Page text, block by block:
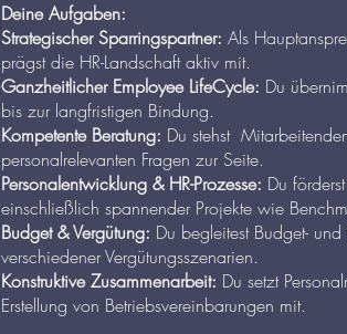
Deine Aufgaben:
Strategischer Sparringspartner: Als
prägst die HR-Landschaft aktiv mit.
Ganzheitlicher Employee LifeCycle: Du
bis zur langfristigen Bindung.
Kompetente Beratung: Du stehst
personalrelevanten Fragen zur Seite.
Personalentwicklung & HR-Prozesse: Du
einschließlich spannender Projekte wie
Budget & Vergütung: Du begleitest Budget-
verschiedener Vergütungsszenarien.
Konstruktive Zusammenarbeit: Du setzt
Erstellung von Betriebsvereinbarungen mit.